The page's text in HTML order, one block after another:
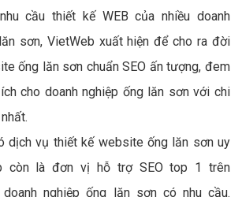
cầu thiết kế WEB của nhiều doanh
sơn, VietWeb xuất hiện để cho ra đời
ống lăn sơn chuẩn SEO ấn tượng, đem
cho doanh nghiệp ống lăn sơn với chi
dịch vụ thiết kế website ống lăn sơn uy
còn là đơn vị hỗ trợ SEO top 1 trên
nghiệp ống lăn sơn có nhu cầu.